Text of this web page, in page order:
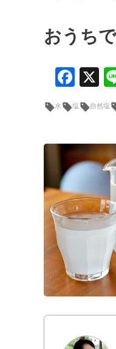
おうち
F
a
c
b
o
o
k
X
水 塩 自然塩